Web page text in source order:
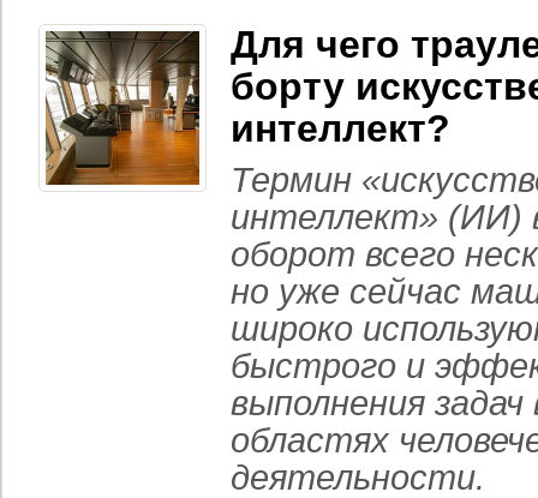
Для чего
борту
интеллект?
Термин
интеллект» (ИИ)
оборот всего
но уже сейчас
широко
быстрого и
выполнения
областях
деятельности.